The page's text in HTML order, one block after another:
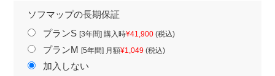
ソフマップの長期保証
プランS [3年間] 購入時¥41,900(税込)
プランM [5年間] 月額¥1,049(税込)
加入しない